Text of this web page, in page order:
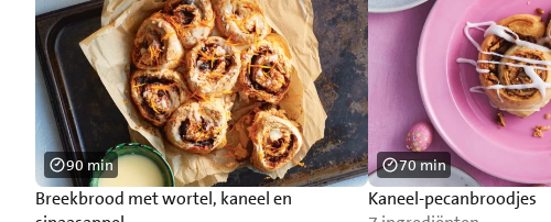
Breekbrood met wortel, kaneel en
90 min
Kaneel-pecanbroodjes
70 min